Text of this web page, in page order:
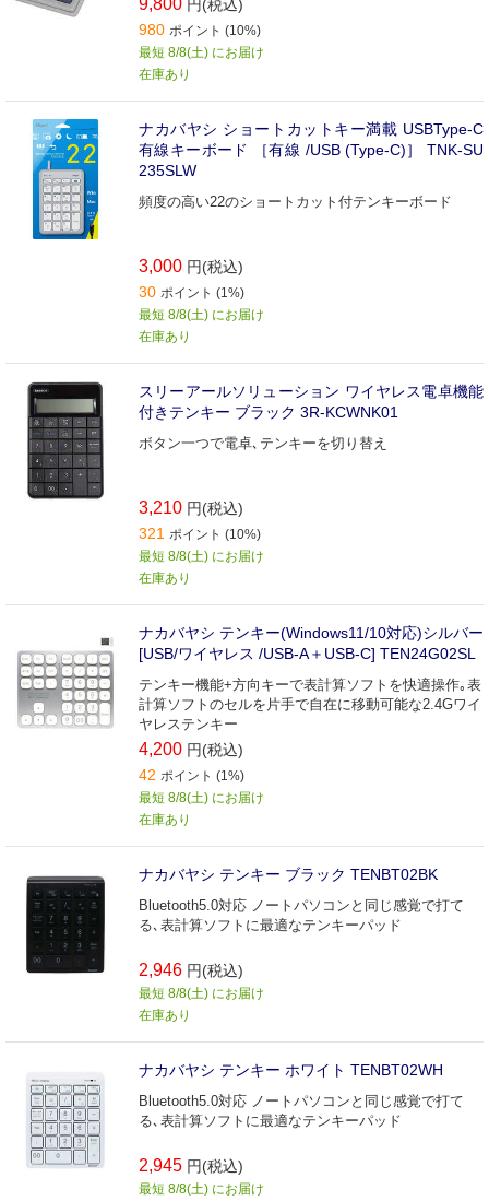
9,800 円(税込)
980 ポイント (10%)
最短 8/8(土) にお届け
在庫あり
ナカバヤシ ショートカットキー満載 USBType-C
有線キーボード ［有線 /USB (Type-C)］ TNK-SU
235SLW
頻度の高い22のショートカット付テンキーボード
3,000 円(税込)
30 ポイント (1%)
最短 8/8(土) にお届け
在庫あり
スリーアールソリューション ワイヤレス電卓機能
付きテンキー ブラック 3R-KCWNK01
ボタン一つで電卓､テンキーを切り替え
3,210 円(税込)
321 ポイント (10%)
最短 8/8(土) にお届け
在庫あり
ナカバヤシ テンキー(Windows11/10対応)シルバー
[USB/ワイヤレス /USB-A＋USB-C] TEN24G02SL
テンキー機能+方向キーで表計算ソフトを快適操作｡表
計算ソフトのセルを片手で自在に移動可能な2.4Gワイ
ヤレステンキー
4,200 円(税込)
42 ポイント (1%)
最短 8/8(土) にお届け
在庫あり
ナカバヤシ テンキー ブラック TENBT02BK
Bluetooth5.0対応 ノートパソコンと同じ感覚で打て
る､表計算ソフトに最適なテンキーパッド
2,946 円(税込)
最短 8/8(土) にお届け
在庫あり
ナカバヤシ テンキー ホワイト TENBT02WH
Bluetooth5.0対応 ノートパソコンと同じ感覚で打て
る､表計算ソフトに最適なテンキーパッド
2,945 円(税込)
最短 8/8(土) にお届け